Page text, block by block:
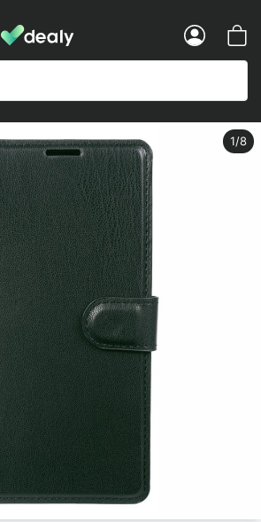
Dealy - Fundas y accesorios para
1/8